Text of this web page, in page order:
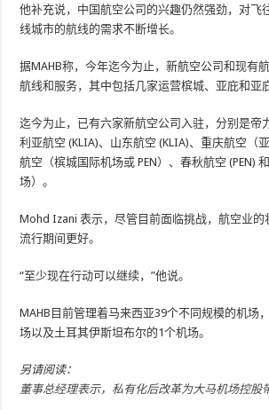
他补充说，中国航空公司的兴趣仍然强劲，对飞
线城市的航线的需求不断增长。
据MAHB称，今年迄今为止，新航空公司和现有
航线和服务，其中包括几家运营槟城、亚庇和亚
迄今为止，已有六家新航空公司入驻，分别是帝
利亚航空 (KLIA)、山东航空 (KLIA)、重庆航空（
航空（槟城国际机场或 PEN）、春秋航空 (PEN)
场）。
Mohd Izani 表示，尽管目前面临挑战，航空业的
流行期间更好。
“至少现在行动可以继续，”他说。
MAHB目前管理着马来西亚39个不同规模的机场
场以及土耳其伊斯坦布尔的1个机场。
另请阅读：
董事总经理表示，私有化后改革为大马机场控股